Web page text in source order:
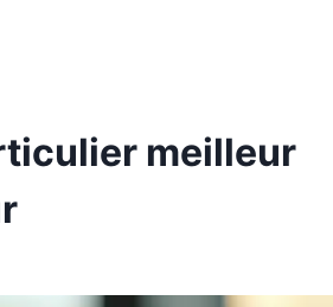
meilleur